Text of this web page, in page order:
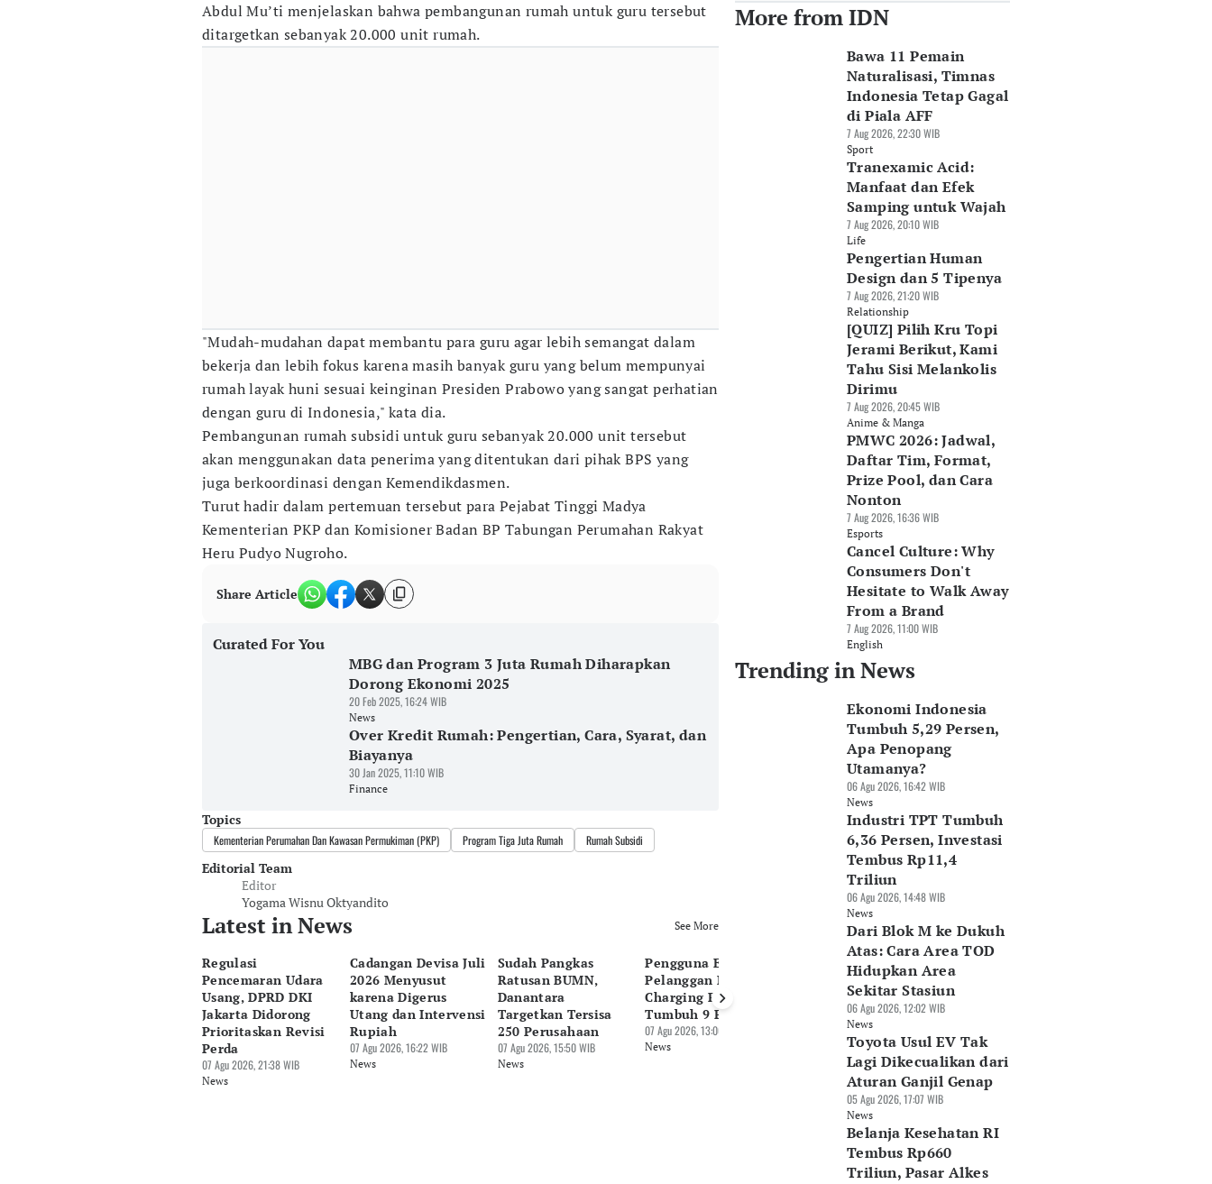
Abdul Mu’ti menjelaskan bahwa pembangunan rumah untuk guru tersebut
ditargetkan sebanyak 20.000 unit rumah.
"Mudah-mudahan dapat membantu para guru agar lebih semangat dalam
bekerja dan lebih fokus karena masih banyak guru yang belum mempunyai
rumah layak huni sesuai keinginan Presiden Prabowo yang sangat perhatian
dengan guru di Indonesia," kata dia.
Pembangunan rumah subsidi untuk guru sebanyak 20.000 unit tersebut
akan menggunakan data penerima yang ditentukan dari pihak BPS yang
juga berkoordinasi dengan Kemendikdasmen.
Turut hadir dalam pertemuan tersebut para Pejabat Tinggi Madya
Kementerian PKP dan Komisioner Badan BP Tabungan Perumahan Rakyat
Heru Pudyo Nugroho.
Share Article
Curated For You
MBG dan Program 3 Juta Rumah Diharapkan
Dorong Ekonomi 2025
20 Feb 2025, 16:24 WIB
News
Over Kredit Rumah: Pengertian, Cara, Syarat, dan
Biayanya
30 Jan 2025, 11:10 WIB
Finance
Topics
Kementerian Perumahan Dan Kawasan Permukiman (PKP) Program Tiga Juta Rumah Rumah Subsidi
Editorial Team
Editor
Yogama Wisnu Oktyandito
Latest in News See More
Regulasi
Pencemaran Udara
Usang, DPRD DKI
Jakarta Didorong
Prioritaskan Revisi
Perda
07 Agu 2026, 21:38 WIB
News
Cadangan Devisa Juli
2026 Menyusut
karena Digerus
Utang dan Intervensi
Rupiah
07 Agu 2026, 16:22 WIB
News
Sudah Pangkas
Ratusan BUMN,
Danantara
Targetkan Tersisa
250 Perusahaan
07 Agu 2026, 15:50 WIB
News
Pengguna EV Naik,
Pelanggan Home
Charging PLN
Tumbuh 9 Persen
07 Agu 2026, 13:06 WIB
News
Pasar Alas Kaki RI
Berpotensi Rp290
Triliun, Industri
Minta Deregulasi
07 Agu 2026, 10:41 WIB
Pemungutan PPh E-
Commerce, Pajak
Seller Batal
07 Agu 2026, 07:58 WIB
News
More from IDN
Bawa 11 Pemain
Naturalisasi, Timnas
Indonesia Tetap Gagal
di Piala AFF
7 Aug 2026, 22:30 WIB
Sport
Tranexamic Acid:
Manfaat dan Efek
Samping untuk Wajah
7 Aug 2026, 20:10 WIB
Life
Pengertian Human
Design dan 5 Tipenya
7 Aug 2026, 21:20 WIB
Relationship
[QUIZ] Pilih Kru Topi
Jerami Berikut, Kami
Tahu Sisi Melankolis
Dirimu
7 Aug 2026, 20:45 WIB
Anime & Manga
PMWC 2026: Jadwal,
Daftar Tim, Format,
Prize Pool, dan Cara
Nonton
7 Aug 2026, 16:36 WIB
Esports
Cancel Culture: Why
Consumers Don't
Hesitate to Walk Away
From a Brand
7 Aug 2026, 11:00 WIB
English
Trending in News
Ekonomi Indonesia
Tumbuh 5,29 Persen,
Apa Penopang
Utamanya?
06 Agu 2026, 16:42 WIB
News
Industri TPT Tumbuh
6,36 Persen, Investasi
Tembus Rp11,4
Triliun
06 Agu 2026, 14:48 WIB
News
Dari Blok M ke Dukuh
Atas: Cara Area TOD
Hidupkan Area
Sekitar Stasiun
06 Agu 2026, 12:02 WIB
News
Toyota Usul EV Tak
Lagi Dikecualikan dari
Aturan Ganjil Genap
05 Agu 2026, 17:07 WIB
News
Belanja Kesehatan RI
Tembus Rp660
Triliun, Pasar Alkes